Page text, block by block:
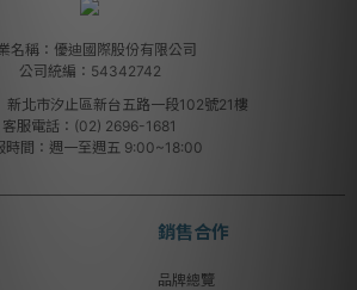
名稱：優迪國際股份有限公司
公司統編：54342742
新北市汐止區新台五路一段102號21樓
客服電話：(02) 2696-1681
時間：週一至週五 9:00~18:00
銷售合作
品牌總覽